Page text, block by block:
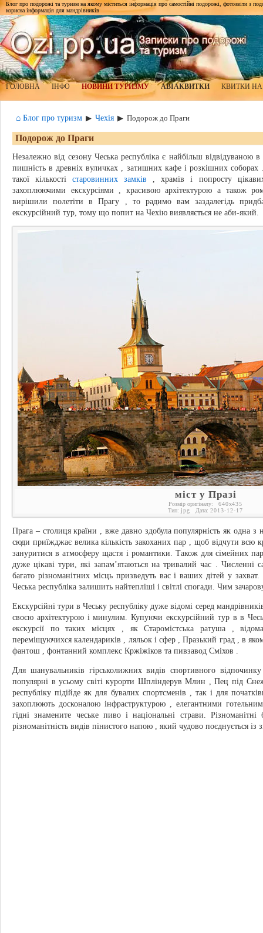
Блог про подорожі та туризм на якому міститься інформація про самостійні подорожі, фотозвіти з
корисна інформація для мандрівників
ГОЛОВНА ІНФО НОВИНИ ТУРИЗМУ АВІАКВИТКИ КВИТКИ
⌂ Блог про туризм ▶ Чехія ▶ Подорож до Праги
Подорож до Праги
Незалежно від сезону Чеська республіка є найбільш відвідуваною в
пишність в древніх вуличках , затишних кафе і розкішних соборах
такої кількостістаровинних замків , храмів і попросту
захоплюючими екскурсіями , красивою архітектурою а також
вирішили полетіти в Прагу , то радимо вам заздалегідь
екскурсійний тур, тому що попит на Чехію виявляється не аби-який.
міст у Празі
Розмір оригіналу: 640x435
Тип: jpg Дата: 2013-12-17
Прага – столиця країни , вже давно здобула популярність як одна
сюди приїжджає велика кількість закоханих пар , щоб відчути всю
зануритися в атмосферу щастя і романтики. Також для сімейних
дуже цікаві тури, які запам’ятаються на тривалий час . Численні
багато різноманітних місць призведуть вас і ваших дітей у
Чеська республіка залишить найтепліші і світлі спогади. Чим
Екскурсійні тури в Чеську республіку дуже відомі серед
своєю архітектурою і минулим. Купуючи екскурсійний тур в в
екскурсії по таких місцях , як Старомістська ратуша ,
переміщуючихся календариків , ляльок і сфер , Празький град , в
фантош , фонтанний комплекс Кржіжіков та пивзавод Сміхов .
Для шанувальників гірськолижних видів спортивного
популярні в усьому світі курорти Шпліндерув Млин , Пец під
республіку підійде як для бувалих спортсменів , так і для
захоплюють досконалою інфраструктурою , елегантними
гідні знамените чеське пиво і національні страви.
різноманітність видів пінистого напою , який чудово поєднується